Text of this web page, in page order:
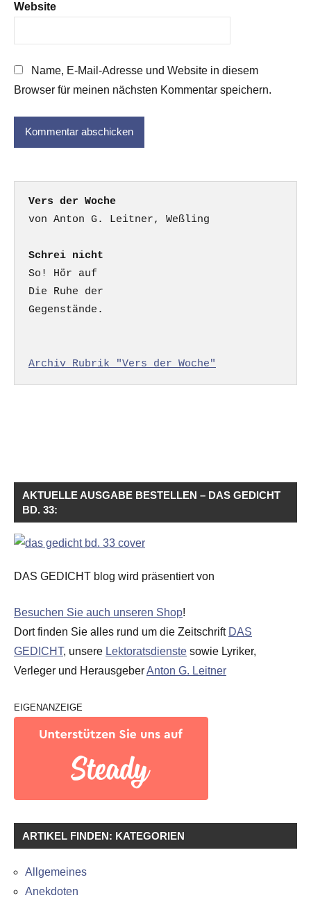
Website
Name, E-Mail-Adresse und Website in diesem
Browser für meinen nächsten Kommentar speichern.
Vers der Woche
Schrei nicht
So! Hör auf
Die Ruhe der
Gegenstände.
Archiv Rubrik "Vers der Woche"
AKTUELLE AUSGABE BESTELLEN – DAS GEDICHT
BD. 33:
DAS GEDICHT blog wird präsentiert von
Besuchen Sie auch unseren Shop!
Dort finden Sie alles rund um die Zeitschrift DAS
GEDICHT, unsere Lektoratsdienste sowie Lyriker,
Verleger und HerausgeberAnton G. Leitner
EIGENANZEIGE
ARTIKEL FINDEN: KATEGORIEN
Allgemeines
Anekdoten